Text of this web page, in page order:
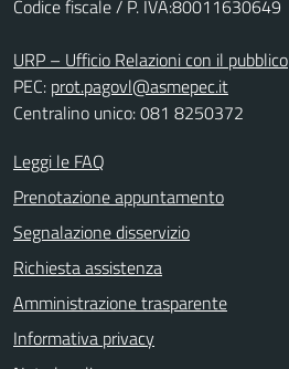
Codice fiscale / P. IVA:80011630649
URP – Ufficio Relazioni con il pubblico
PEC: prot.pagovl@asmepec.it
Centralino unico: 081 8250372
Leggi le FAQ
Prenotazione appuntamento
Segnalazione disservizio
Richiesta assistenza
Amministrazione trasparente
Informativa privacy